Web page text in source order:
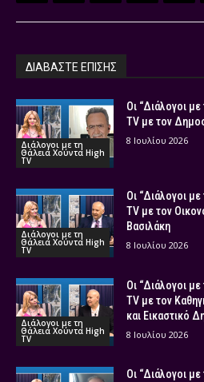
ΔΙΑΒΑΣΤΕ ΕΠΙΣΗΣ
Διάλογοι με τη
Θάλεια Χούντα High
TV
Οι “Διάλογοι
TV με τον
8 Ιουλίου 2026
Διάλογοι με τη
Θάλεια Χούντα High
TV
Οι “Διάλογοι
TV με τον
Βασιλάκη
8 Ιουλίου 2026
Διάλογοι με τη
Θάλεια Χούντα High
TV
Οι “Διάλογοι
TV με τον
και Εικαστικό
8 Ιουλίου 2026
Οι “Διάλογοι